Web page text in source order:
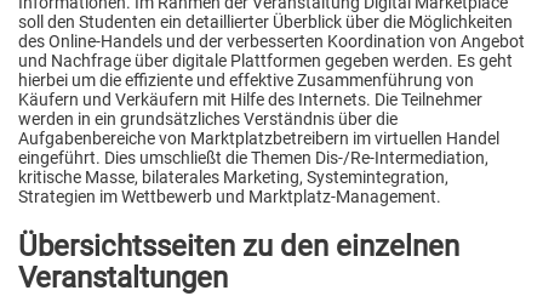
soll den Studenten ein detaillierter Überblick über die Möglichkeiten
des Online-Handels und der verbesserten Koordination von Angebot
und Nachfrage über digitale Plattformen gegeben werden. Es geht
hierbei um die effiziente und effektive Zusammenführung von
Käufern und Verkäufern mit Hilfe des Internets. Die Teilnehmer
werden in ein grundsätzliches Verständnis über die
Aufgabenbereiche von Marktplatzbetreibern im virtuellen Handel
eingeführt. Dies umschließt die Themen Dis-/Re-Intermediation,
kritische Masse, bilaterales Marketing, Systemintegration,
Strategien im Wettbewerb und Marktplatz-Management.
Übersichtsseiten zu den einzelnen
Veranstaltungen